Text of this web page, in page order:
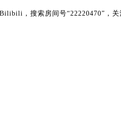
，搜索房间号“22220470”，关